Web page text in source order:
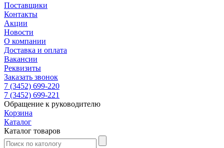
Поставщики
Контакты
Акции
Новости
О компании
Доставка и оплата
Вакансии
Реквизиты
Заказать звонок
7 (3452) 699-220
7 (3452) 699-221
Обращение к руководителю
Корзина
Каталог
Каталог товаров